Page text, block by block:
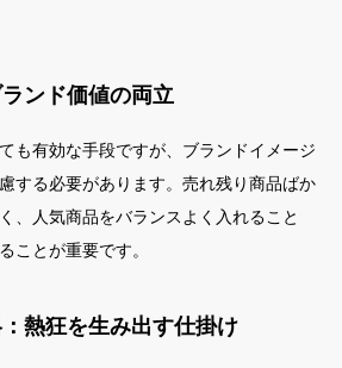
ンド価値の両立
も有効な手段ですが、ブランドイメージ
する必要があります。売れ残り商品ばか
、人気商品をバランスよく入れること
ことが重要です。
熱狂を生み出す仕掛け